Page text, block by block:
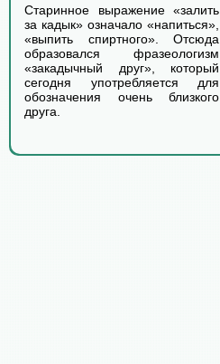
Старинное выражение «залить
за кадык» означало «напиться»,
«выпить спиртного». Отсюда
образовался фразеологизм
«закадычный друг», который
сегодня употребляется для
обозначения очень близкого
друга.